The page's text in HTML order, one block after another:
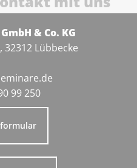
& Co. KG
Lübbecke
99 250